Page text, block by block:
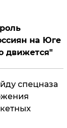
на Юге
движется"
спецназа